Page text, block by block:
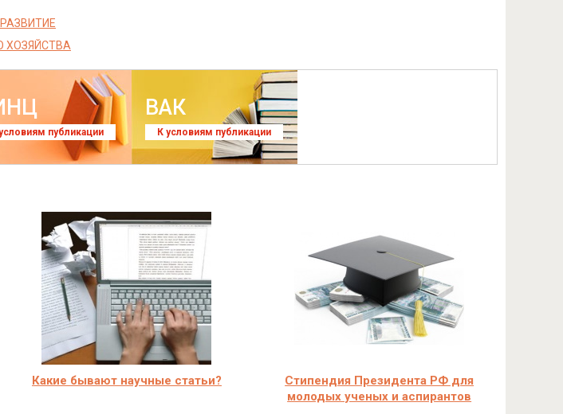
ХОЗЯЙСТВА
публикации
ВАК
К условиям публикации
Какие бывают научные статьи?
Стипендия Президента РФ для
молодых ученых и аспирантов